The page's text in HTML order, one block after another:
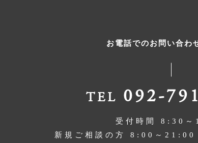
お電話でのお問い合わ
TEL 092-
受付時間 8:30～
新規ご相談の方 8:00～21:00